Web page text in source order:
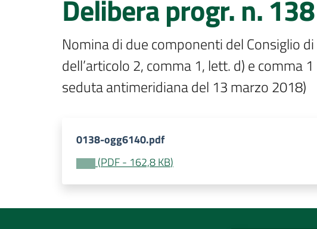
Delibera progr. n.
Nomina di due componenti del Consiglio
dell’articolo 2, comma 1, lett. d) e comma
seduta antimeridiana del 13 marzo 2018)
0138-ogg6140.pdf
(PDF- 162,8 KB)